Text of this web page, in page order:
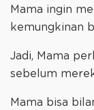
Mama ingin
kemungkinan
Jadi, Mama
sebelum
Mama bisa